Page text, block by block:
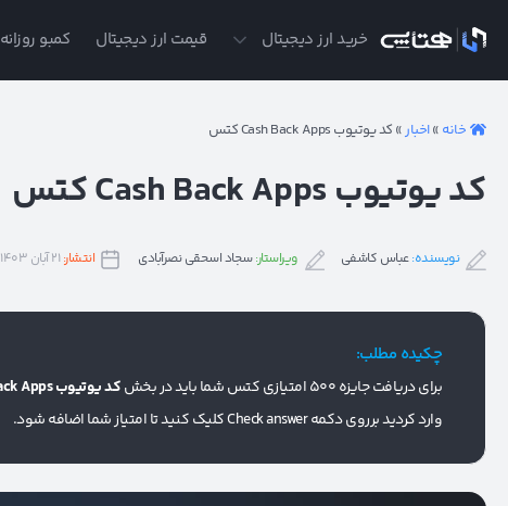
خرید ارز دیجیتال قیمت ارز دیجیتال کمبو روزانه
خانه »اخبار» کد یوتیوب Cash Back Apps کتس
کد یوتیوب Cash Back Apps کتس
نویسنده:عباس کاشفی ویراستار:سجاد اسحقی نصرآبادی انتشار:۲۱ آبان ۱۴۰۳
چکیده مطلب:
برای دریافت جایزه 500 امتیازی کتس شما باید در بخش کد یوتیوب Cash Back Apps کتس
وارد کردید برروی دکمه Check answer کلیک کنید تا امتیاز شما اضافه شود.